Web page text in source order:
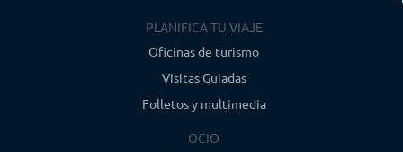
PLANIFICA TU VIAJE
Oficinas de turismo
Visitas Guiadas
Folletos y multimedia
OCIO